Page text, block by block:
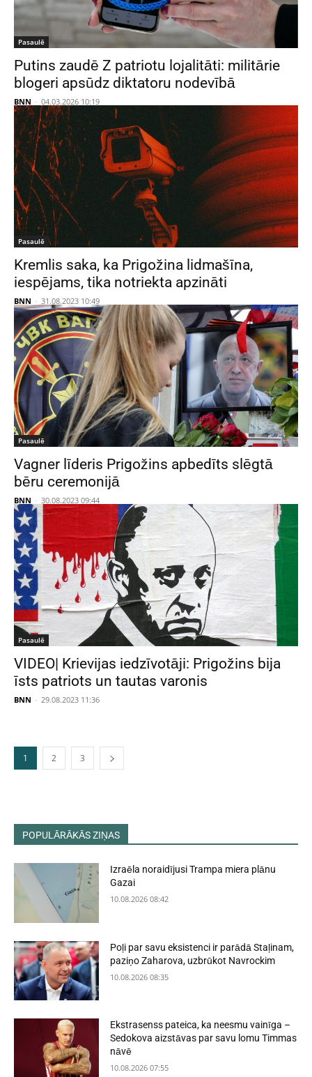
Pasaulē
Putins zaudē Z patriotu lojalitāti: militārie
blogeri apsūdz diktatoru nodevībā
BNN - 04.03.2026 10:19
Pasaulē
Kremlis saka, ka Prigožina lidmašīna,
iespējams, tika notriekta apzināti
BNN - 31.08.2023 10:49
Pasaulē
Vagner līderis Prigožins apbedīts slēgtā
bēru ceremonijā
BNN - 30.08.2023 09:44
Pasaulē
VIDEO| Krievijas iedzīvotāji: Prigožins bija
īsts patriots un tautas varonis
BNN - 29.08.2023 11:36
1 2 3
POPULĀRĀKĀS ZIŅAS
Izraēla noraidījusi Trampa miera plānu
Gazai
10.08.2026 08:42
Poļi par savu eksistenci ir parādā Staļinam,
paziņo Zaharova, uzbrūkot Navrockim
10.08.2026 08:35
Ekstrasenss pateica, ka neesmu vainīga –
Sedokova aizstāvas par savu lomu Timmas
nāvē
10.08.2026 07:55